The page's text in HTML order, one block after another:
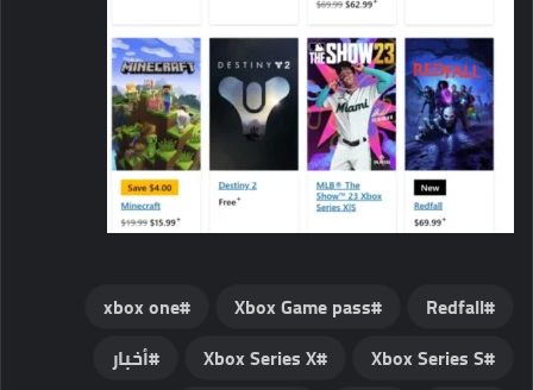
Redfall
Xbox Game pass
xbox one
Xbox Series S
Xbox Series X
أخبار